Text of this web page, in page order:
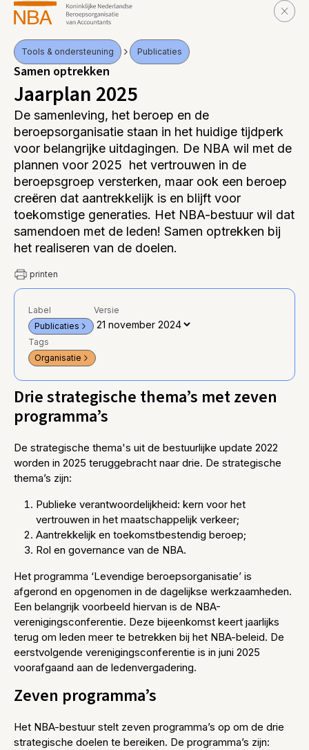
Tools & ondersteuning Publicaties
Samen optrekken
Jaarplan 2025
De samenleving, het beroep en de
beroepsorganisatie staan in het huidige tijdperk
voor belangrijke uitdagingen. De NBA wil met de
plannen voor 2025 het vertrouwen in de
beroepsgroep versterken, maar ook een beroep
creëren dat aantrekkelijk is en blijft voor
toekomstige generaties. Het NBA-bestuur wil dat
samendoen met de leden! Samen optrekken bij
het realiseren van de doelen.
printen
Label
Publicaties
Versie
Tags
Organisatie
Drie strategische thema’s met zeven
programma’s
De strategische thema's uit de bestuurlijke update 2022
worden in 2025 teruggebracht naar drie. De strategische
thema’s zijn:
Publieke verantwoordelijkheid: kern voor het
vertrouwen in het maatschappelijk verkeer;
Aantrekkelijk en toekomstbestendig beroep;
Rol en governance van de NBA.
Het programma ‘Levendige beroepsorganisatie’ is
afgerond en opgenomen in de dagelijkse werkzaamheden.
Een belangrijk voorbeeld hiervan is de NBA-
verenigingsconferentie. Deze bijeenkomst keert jaarlijks
terug om leden meer te betrekken bij het NBA-beleid. De
eerstvolgende verenigingsconferentie is in juni 2025
voorafgaand aan de ledenvergadering.
Zeven programma’s
Het NBA-bestuur stelt zeven programma’s op om de drie
strategische doelen te bereiken. De programma’s zijn: